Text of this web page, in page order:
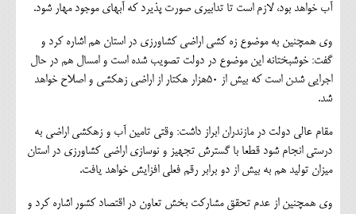
آب خواهد بود، لازم است تا تدابيري صورت پذيرد كه آبهاي موجود مهار شود.
وي همچنين به موضوع زه كشي اراضي كشاورزي در استان هم اشاره كرد و
گفت: خوشبختانه اين موضوع در دولت تصويب شده است و امسال هم در حال
اجرايي شدن است كه بيش از 50هزار هكتار از اراضي زهكشي و اصلاح خواهد
شد.
مقام عالي دولت در مازندران ابراز داشت: وقتي تامين آب و زهكشي اراضي به
درستي انجام شود قطعا با گسترش تجهيز و نوسازي اراضي كشاورزي در استان
ميزان توليد هم به بيش از دو برابر رقم فعلي افزايش خواهد يافت.
وي همچنين از عدم تحقق مشاركت بخش تعاون در اقتصاد كشور اشاره كرد و